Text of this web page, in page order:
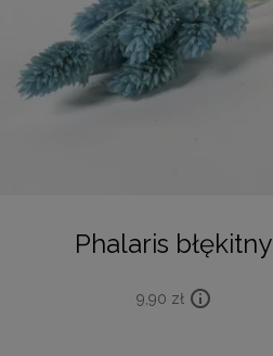
Phalaris błękitny
9,90 zł